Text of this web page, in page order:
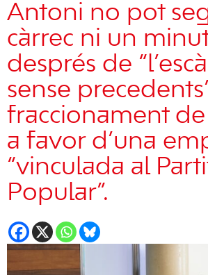
Antoni no pot
càrrec ni un minut
després de
sense
fraccionament
a favor d’una
“vinculada al
Popular”.